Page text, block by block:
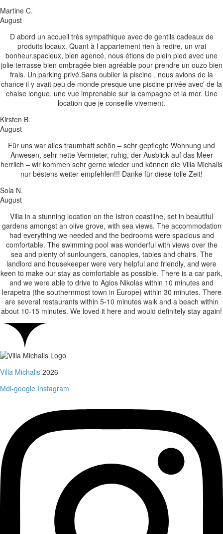
Martine C.
August
D abord un accueil très sympathique avec de gentils cadeaux de
produits locaux. Quant à l appartement rien à redire, un vrai
bonheur.spacieux, bien agencé, nous étions de plein pied avec une
jolie terrasse bien ombragée bien agréable pour prendre un ouzo bien
frais. Un parking privé.Sans oublier la piscine , nous avions de la
chance il y avait peu de monde presque une piscine privée avec’ de la
chaise longue, une vue imprenable sur la campagne et la mer. Une
location que je conseille vivement.
Kirsten B.
August
Für uns war alles traumhaft schön – sehr gepflegte Wohnung und
Anwesen, sehr nette Vermieter, ruhig, der Ausblick auf das Meer
herrlich – wir kommen sehr gerne wieder und können die Villa Michalis
nur bestens weiter empfehlen!!! Danke für diese tolle Zeit!
Sola N.
August
Villa in a stunning location on the Istron coastline, set in beautiful
gardens amongst an olive grove, with sea views. The accommodation
had everything we needed and the bedrooms were spacious and
comfortable. The swimming pool was wonderful with views over the
sea and plenty of sunloungers, canopies, tables and chairs. The
landlord and housekeeper were very helpful and friendly, and were
keen to make our stay as comfortable as possible. There is a car park,
and we were able to drive to Agios Nikolas within 10 minutes and
Ierapetra (the southernmost town in Europe) within 30 minutes. There
are several restaurants within 5-10 minutes walk and a beach within
about 10-15 minutes. We loved it here and would definitely stay again!
Villa Michalis 2026
Mdi-google Instagram